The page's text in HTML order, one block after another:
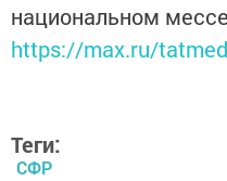
национальном
https://max.ru/
Теги:
СФР